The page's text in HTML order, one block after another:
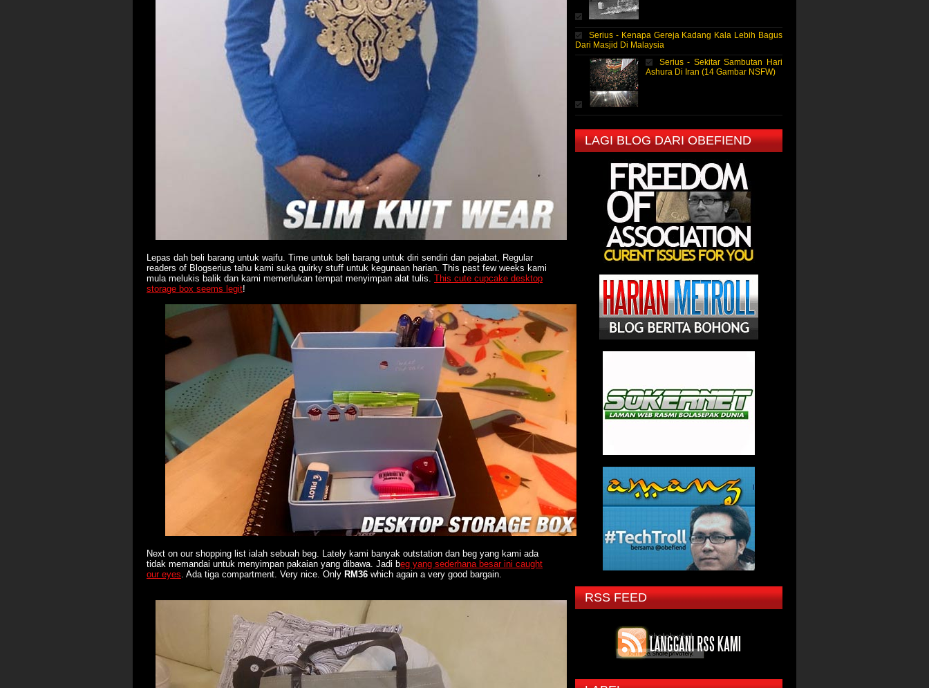
Lepas dah beli barang untuk waifu. Time untuk beli barang untuk diri sendiri dan pejabat, Regular
readers of Blogserius tahu kami suka quirky stuff untuk kegunaan harian. This past few weeks kami
mula melukis balik dan kami memerlukan tempat menyimpan alat tulis. This cute cupcake desktop
storage box seems legit!
Next on our shopping list ialah sebuah beg. Lately kami banyak outstation dan beg yang kami ada
tidak memandai untuk menyimpan pakaian yang dibawa. Jadi beg yang sederhana besar ini caught
our eyes. Ada tiga compartment. Very nice. Only RM36 which again a very good bargain.
Serius - Kenapa Gereja Kadang Kala Lebih Bagus
Dari Masjid Di Malaysia
Serius - Sekitar Sambutan Hari
Ashura Di Iran (14 Gambar NSFW)
LAGI BLOG DARI OBEFIEND
RSS FEED